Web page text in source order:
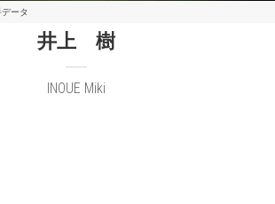
ータ
井上 樹
INOUE Miki